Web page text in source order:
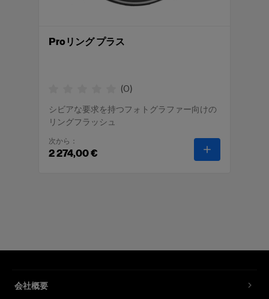
Proリング プラス
(0)
シビアな要求を持つフォトグラファー向けの
リングフラッシュ
次から：
2 274,00 €
会社概要